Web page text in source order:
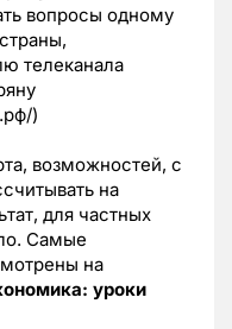
вопросы одному
телеканала
)
возможностей, с
на
для частных
Самые
на
уроки